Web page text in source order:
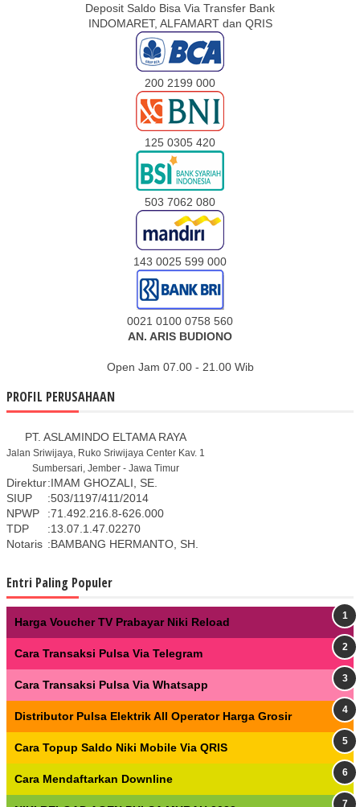
Deposit Saldo Bisa Via Transfer Bank
INDOMARET, ALFAMART dan QRIS
200 2199 000
125 0305 420
503 7062 080
143 0025 599 000
0021 0100 0758 560
AN. ARIS BUDIONO
Open Jam 07.00 - 21.00 Wib
PROFIL PERUSAHAAN
PT. ASLAMINDO ELTAMA RAYA
Jalan Sriwijaya, Ruko Sriwijaya Center Kav. 1
Sumbersari, Jember - Jawa Timur
Direktur:IMAM GHOZALI, SE.
SIUP
:503/1197/411/2014
NPWP
:71.492.216.8-626.000
TDP
:13.07.1.47.02270
Notaris :BAMBANG HERMANTO, SH.
Entri Paling Populer
Harga Voucher TV Prabayar Niki Reload
Cara Transaksi Pulsa Via Telegram
Cara Transaksi Pulsa Via Whatsapp
Distributor Pulsa Elektrik All Operator Harga Grosir
Cara Topup Saldo Niki Mobile Via QRIS
Cara Mendaftarkan Downline